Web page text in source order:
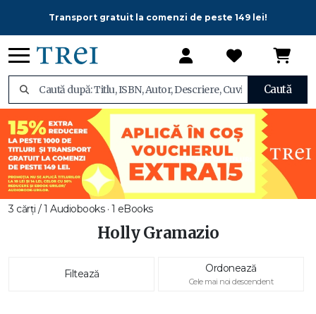
Transport gratuit la comenzi de peste 149 lei!
Caută
3 cărți / 1 Audiobooks · 1 eBooks
Holly Gramazio
Filtează Ordonează
Cele mai noi descendent